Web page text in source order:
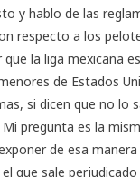
y hablo de las
respecto a los
la liga mexicana
de Estados
si dicen que no lo
pregunta es la
de esa
que sale